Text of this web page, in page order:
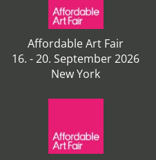
Affordable Art Fair
16. - 20. September 2026
New York